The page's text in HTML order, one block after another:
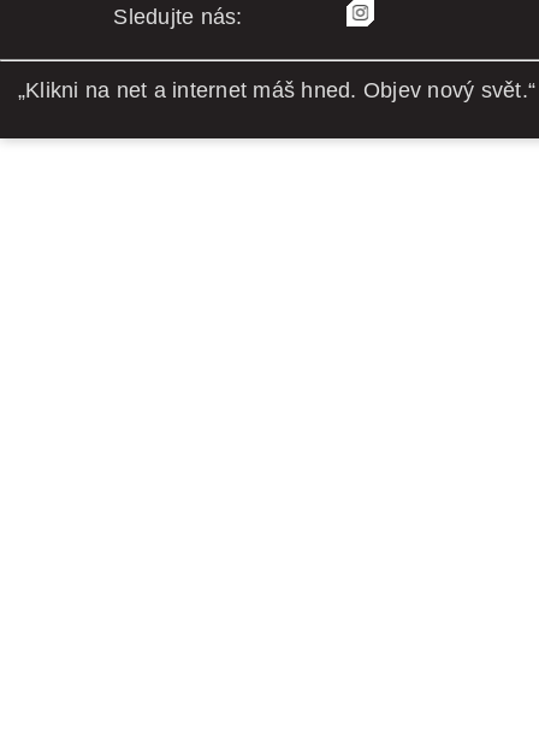
Sledujte nás:
„Klikni na net a internet máš hned. Objev nový svět.“